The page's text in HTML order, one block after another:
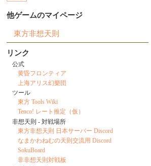
他ゲームのマイページ
東方非想天則
リンク
公式
黄昏フロンティア
上海アリス幻樂団
ツール
東方 Tools Wiki
Tenco! レート推定（仮）
非想天則 - 対戦場所
東方非想天則 日本サーバー Discord
なまかわねむの天則交流用 Discord
SokuBoard
非非想天則対戦板